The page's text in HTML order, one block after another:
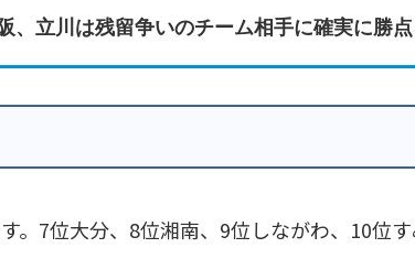
、立川は残留争いのチーム相手に確実に勝
。7位大分、8位湘南、9位しながわ、10位